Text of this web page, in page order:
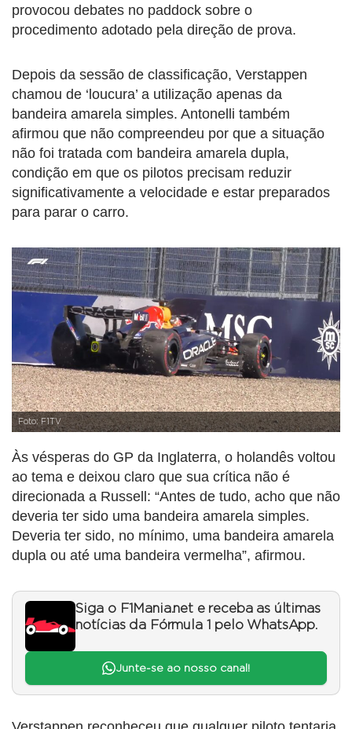
provocou debates no paddock sobre o
procedimento adotado pela direção de prova.
Depois da sessão de classificação, Verstappen
chamou de ‘loucura’ a utilização apenas da
bandeira amarela simples. Antonelli também
afirmou que não compreendeu por que a situação
não foi tratada com bandeira amarela dupla,
condição em que os pilotos precisam reduzir
significativamente a velocidade e estar preparados
para parar o carro.
Foto: F1TV
Às vésperas do GP da Inglaterra, o holandês voltou
ao tema e deixou claro que sua crítica não é
direcionada a Russell: “Antes de tudo, acho que não
deveria ter sido uma bandeira amarela simples.
Deveria ter sido, no mínimo, uma bandeira amarela
dupla ou até uma bandeira vermelha”, afirmou.
Siga o F1Mania.net e receba as últimas
notícias da Fórmula 1 pelo WhatsApp.
Junte-se ao nosso canal!